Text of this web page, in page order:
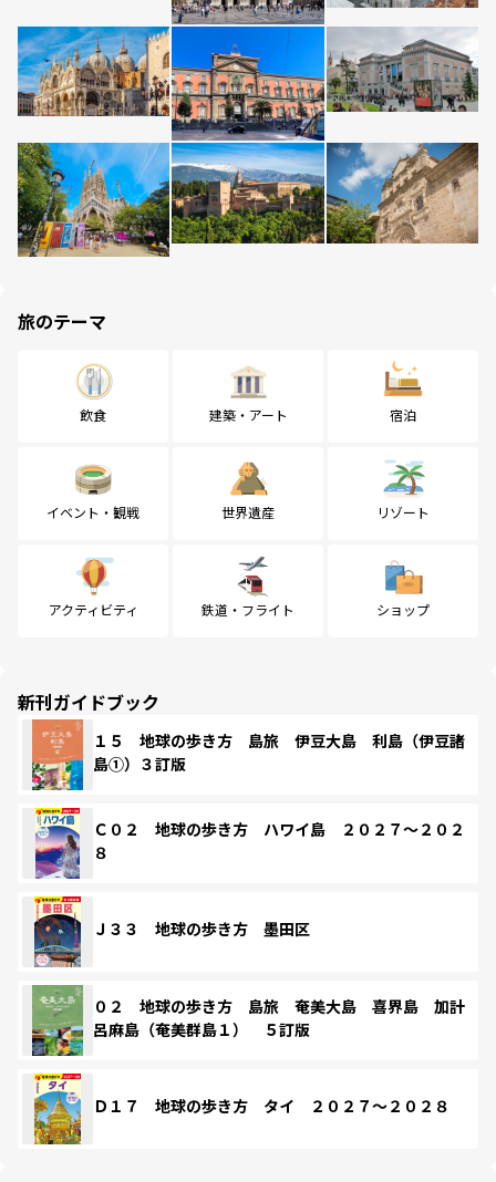
旅のテーマ
飲食 建築・アート 宿泊
イベント・観戦 世界遺産 リゾート
アクティビティ 鉄道・フライト ショップ
新刊ガイドブック
１５ 地球の歩き方 島旅 伊豆大島 利島（伊豆諸
島①）３訂版
Ｃ０２ 地球の歩き方 ハワイ島 ２０２７～２０２
８
Ｊ３３ 地球の歩き方 墨田区
０２ 地球の歩き方 島旅 奄美大島 喜界島 加計
呂麻島（奄美群島１） ５訂版
Ｄ１７ 地球の歩き方 タイ ２０２７～２０２８